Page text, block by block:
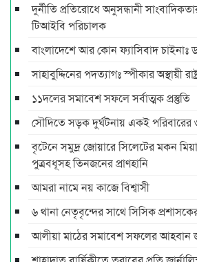
দুর্নীতি প্রতিরোধে অনুসন্ধানী
টিআইবি পরিচালক
বাংলাদেশে আর কোন ফ্যাসিবাদ চাইনাঃ
সাহাবুদ্দিনের পদত্যাগঃ স্পীকার অস্থায়ী
১১দলের সমাবেশ সফলে সর্বাত্মক প্রস্তুতি
সৌদিতে সড়ক দুর্ঘটনায় একই পরিবারের
বৃটেনে সমুদ্র জোয়ারে সিলেটের মকন
পুত্রবধূসহ তিনজনের প্রাণহানি
আমরা নামে নয় কাজে বিশ্বাসী
৬ থানা নেতৃবৃন্দের সাথে সিসিক
আলীয়া মাঠের সমাবেশ সফলের আহবান